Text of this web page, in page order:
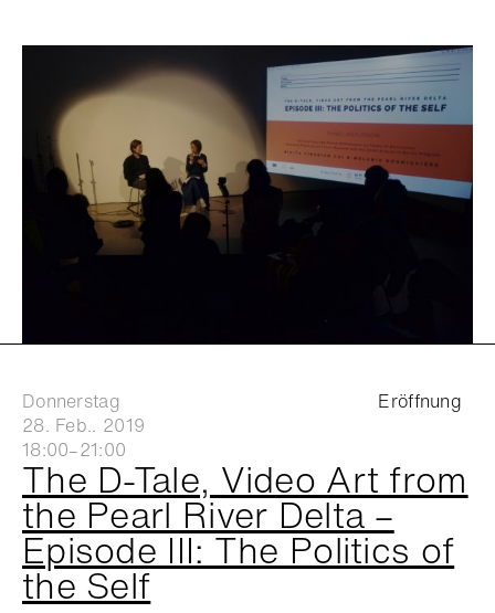
Donnerstag
28. Feb.. 2019
18:00–21:00
The D-Tale, Video Art from
the Pearl River Delta –
Episode III: The Politics of
the Self
Eröffnung